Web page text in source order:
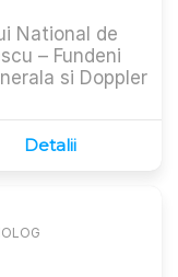
National de
– Fundeni
si Doppler
Detalii